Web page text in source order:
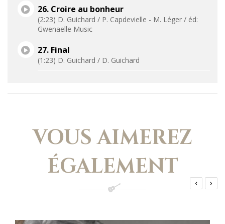
26. Croire au bonheur
(2:23) D. Guichard / P. Capdevielle - M. Léger / éd:
Gwenaelle Music
27. Final
(1:23) D. Guichard / D. Guichard
VOUS AIMEREZ
ÉGALEMENT
‹ ›